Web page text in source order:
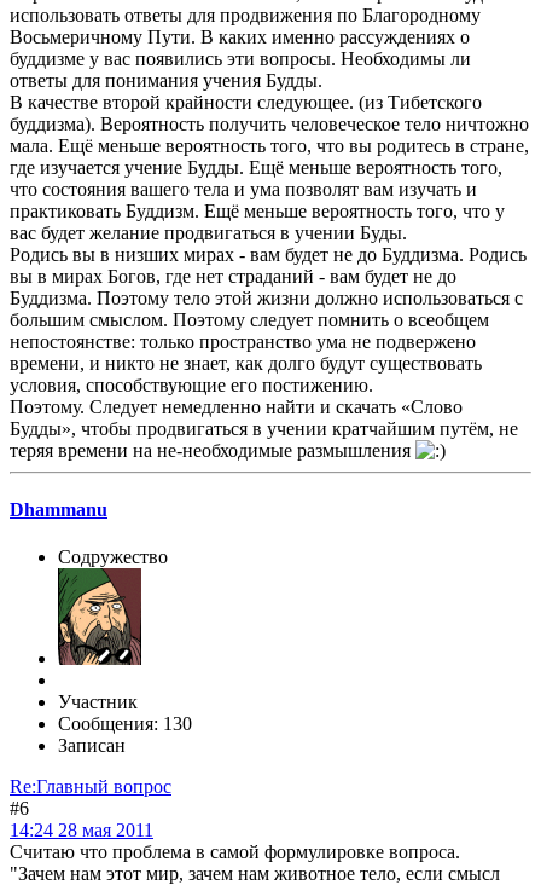
использовать ответы для продвижения по Благородному
Восьмеричному Пути. В каких именно рассуждениях о
буддизме у вас появились эти вопросы. Необходимы ли
ответы для понимания учения Будды.
В качестве второй крайности следующее. (из Тибетского
буддизма). Вероятность получить человеческое тело ничтожно
мала. Ещё меньше вероятность того, что вы родитесь в стране,
где изучается учение Будды. Ещё меньше вероятность того,
что состояния вашего тела и ума позволят вам изучать и
практиковать Буддизм. Ещё меньше вероятность того, что у
вас будет желание продвигаться в учении Буды.
Родись вы в низших мирах - вам будет не до Буддизма. Родись
вы в мирах Богов, где нет страданий - вам будет не до
Буддизма. Поэтому тело этой жизни должно использоваться с
большим смыслом. Поэтому следует помнить о всеобщем
непостоянстве: только пространство ума не подвержено
времени, и никто не знает, как долго будут существовать
условия, способствующие его постижению.
Поэтому. Следует немедленно найти и скачать «Слово
Будды», чтобы продвигаться в учении кратчайшим путём, не
теряя времени на не-необходимые размышления
Dhammanu
Содружество
Участник
Сообщения: 130
Записан
Re:Главный вопрос
#6
14:24 28 мая 2011
Считаю что проблема в самой формулировке вопроса.
"Зачем нам этот мир, зачем нам животное тело, если смысл